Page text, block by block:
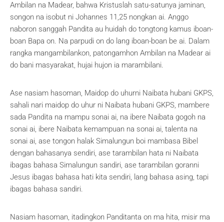
Ambilan na Madear, bahwa Kristuslah satu-satunya jaminan,
songon na isobut ni Johannes 11,25 nongkan ai. Anggo
naboron sanggah Pandita au huidah do tongtong kamus iboan-
boan Bapa on. Na parpudi on do lang iboan-boan be ai. Dalam
rangka mangambilankon, patongamhon Ambilan na Madear ai
do bani masyarakat, hujai hujon ia marambilani.
Ase nasiam hasoman, Maidop do uhurni Naibata hubani GKPS,
sahali nari maidop do uhur ni Naibata hubani GKPS, mambere
sada Pandita na mampu sonai ai, na ibere Naibata gogoh na
sonai ai, ibere Naibata kemampuan na sonai ai, talenta na
sonai ai, ase tongon halak Simalungun boi mambasa Bibel
dengan bahasanya sendiri, ase tarambilan hata ni Naibata
ibagas bahasa Simalungun sandiri, ase tarambilan goranni
Jesus ibagas bahasa hati kita sendiri, lang bahasa asing, tapi
ibagas bahasa sandiri.
Nasiam hasoman, itadingkon Panditanta on ma hita, misir ma